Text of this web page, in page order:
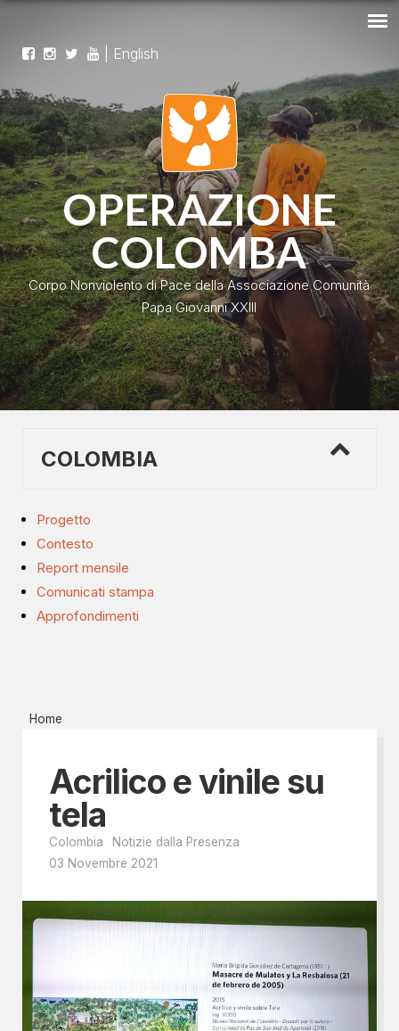
English
OPERAZIONE
COLOMBA
Corpo Nonviolento di Pace della Associazione Comunità
Papa Giovanni XXIII
COLOMBIA
Progetto
Contesto
Report mensile
Comunicati stampa
Approfondimenti
Home
Acrilico e vinile su
tela
Colombia
Notizie dalla Presenza
03 Novembre 2021